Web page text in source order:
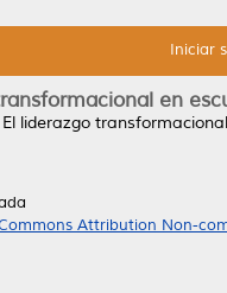
Iniciar
en
El liderazgo
Attribution Non-